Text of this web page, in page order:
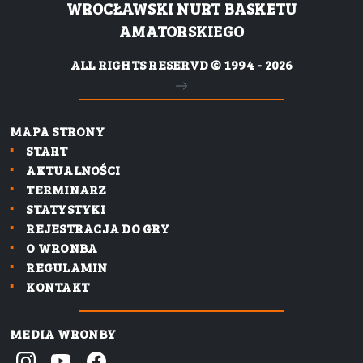
WROCŁAWSKI NURT BASKETU
AMATORSKIEGO
ALL RIGHTS RESERVD © 1994 - 2026
MAPA STRONY
START
AKTUALNOŚCI
TERMINARZ
STATYSTYKI
REJESTRACJA DO GRY
O WRONBA
REGULAMIN
KONTAKT
MEDIA WRONBY